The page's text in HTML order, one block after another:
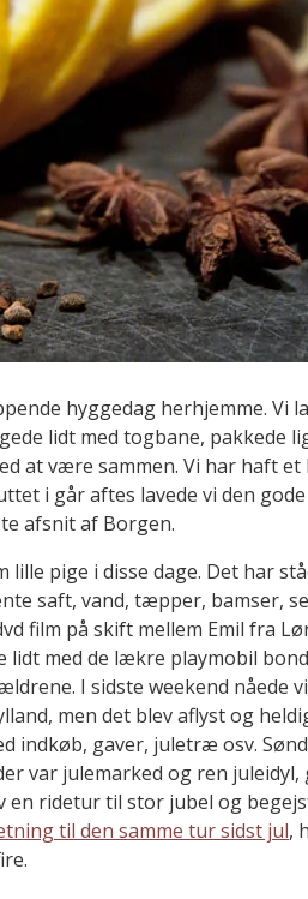
hyggedag herhjemme. Vi
lidt med togbane, pakkede
at være sammen. Vi har haft
i går aftes lavede vi den
afsnit af Borgen.
lille pige i disse dage. Det har
saft, vand, tæpper, bamser,
film på skift mellem Emil fra
med de lækre playmobil
I sidste weekend nåede
men det blev aflyst og
indkøb, gaver, juletræ osv.
var julemarked og ren juleidyl,
en ridetur til stor jubel og
til den samme tur sidst jul,